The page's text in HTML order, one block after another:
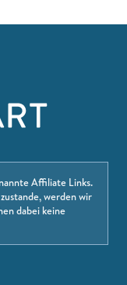
Affiliate Links.
werden wir
dabei keine